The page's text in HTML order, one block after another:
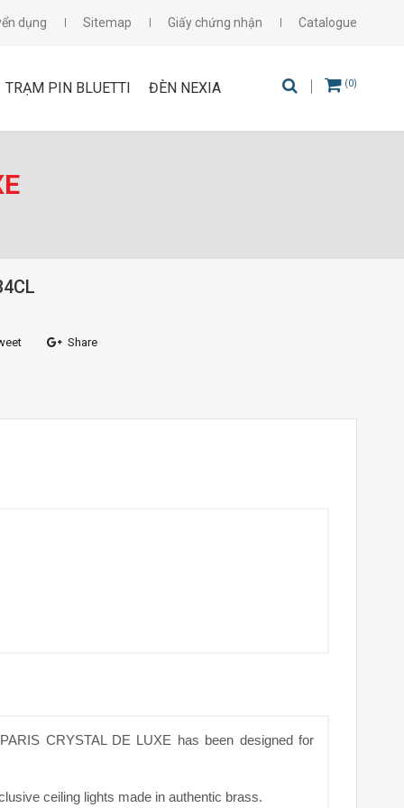
dụng Sitemap Giấy chứng nhận Catalogue
TRẠM PIN BLUETTI ĐÈN NEXIA (0)
Share
CRYSTAL DE LUXE has been designed for
ceiling lights made in authentic brass.